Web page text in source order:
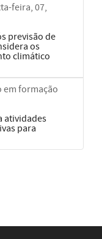
feira, 07,
previsão de
os
climático
em formação
atividades
para